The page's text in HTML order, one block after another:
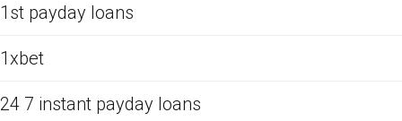
1st payday loans
1xbet
24 7 instant payday loans